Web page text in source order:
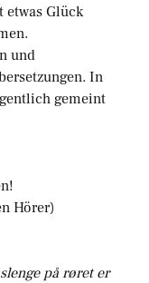
etwas Glück
und
In
gemeint
Hörer)
på røret er